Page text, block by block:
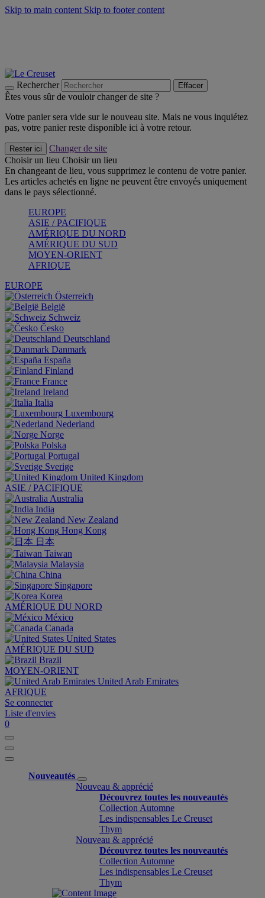
Skip to main content Skip to footer content
Rechercher Effacer
Êtes vous sûr de vouloir changer de site ?
Votre panier sera vide sur le nouveau site. Mais ne vous inquiétez
pas, votre panier reste disponible ici à votre retour.
Rester ici
Changer de site
Choisir un lieu Choisir un lieu
En changeant de lieu, vous supprimez le contenu de votre panier.
Les articles achetés en ligne ne peuvent être envoyés uniquement
dans le pays sélectionné.
EUROPE
ASIE / PACIFIQUE
AMÉRIQUE DU NORD
AMÉRIQUE DU SUD
MOYEN-ORIENT
AFRIQUE
EUROPE
Österreich
België
Schweiz
Česko
Deutschland
Danmark
España
Finland
France
Ireland
Italia
Luxembourg
Nederland
Norge
Polska
Portugal
Sverige
United Kingdom
ASIE / PACIFIQUE
Australia
India
New Zealand
Hong Kong
日本
Taiwan
Malaysia
China
Singapore
Korea
AMÉRIQUE DU NORD
México
Canada
United States
AMÉRIQUE DU SUD
Brazil
MOYEN-ORIENT
United Arab Emirates
AFRIQUE
Se connecter
Liste d'envies
0
Nouveautés
Nouveau & apprécié
Découvrez toutes les nouveautés
Collection Automne
Les indispensables Le Creuset
Thym
Nouveau & apprécié
Découvrez toutes les nouveautés
Collection Automne
Les indispensables Le Creuset
Thym